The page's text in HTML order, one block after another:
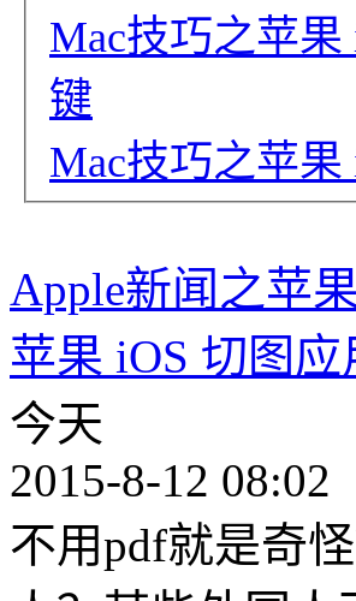
Mac技巧之苹
键
Mac技巧之苹果
Apple新闻之苹
苹果 iOS 切图
今天
2015-8-12 08:02
不用pdf就是奇